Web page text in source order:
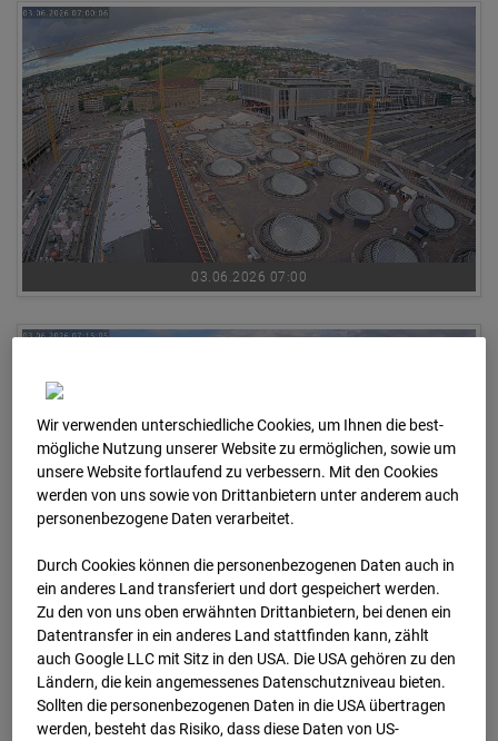
03.06.2026 07:00
03.06.2026 07:15
Wir verwenden unterschiedliche Cookies, um Ihnen die best­
mögliche Nutzung unserer Website zu ermöglichen, sowie um
unsere Website fortlaufend zu verbessern. Mit den Cookies
werden von uns sowie von Drittanbietern unter anderem auch
personenbezogene Daten verarbeitet.
Durch Cookies können die personenbezogenen Daten auch in
ein anderes Land transferiert und dort gespeichert werden.
Zu den von uns oben erwähnten Drittanbietern, bei denen ein
Datentransfer in ein anderes Land stattfinden kann, zählt
auch Google LLC mit Sitz in den USA. Die USA gehören zu den
Ländern, die kein angemessenes Datenschutzniveau bieten.
Sollten die personenbezogenen Daten in die USA übertragen
werden, besteht das Risiko, dass diese Daten von US-